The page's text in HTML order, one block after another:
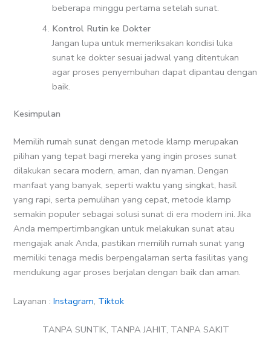
beberapa minggu pertama setelah sunat.
Kontrol Rutin ke Dokter
Jangan lupa untuk memeriksakan kondisi luka
sunat ke dokter sesuai jadwal yang ditentukan
agar proses penyembuhan dapat dipantau dengan
baik.
Kesimpulan
Memilih rumah sunat dengan metode klamp merupakan
pilihan yang tepat bagi mereka yang ingin proses sunat
dilakukan secara modern, aman, dan nyaman. Dengan
manfaat yang banyak, seperti waktu yang singkat, hasil
yang rapi, serta pemulihan yang cepat, metode klamp
semakin populer sebagai solusi sunat di era modern ini. Jika
Anda mempertimbangkan untuk melakukan sunat atau
mengajak anak Anda, pastikan memilih rumah sunat yang
memiliki tenaga medis berpengalaman serta fasilitas yang
mendukung agar proses berjalan dengan baik dan aman.
Layanan :Instagram, Tiktok
TANPA SUNTIK, TANPA JAHIT, TANPA SAKIT